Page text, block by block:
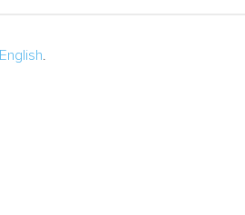
English